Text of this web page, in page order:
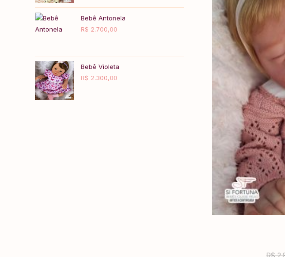
R$
Bebê Antonela
R$ 2.700,00
Bebê Violeta
R$ 2.300,00